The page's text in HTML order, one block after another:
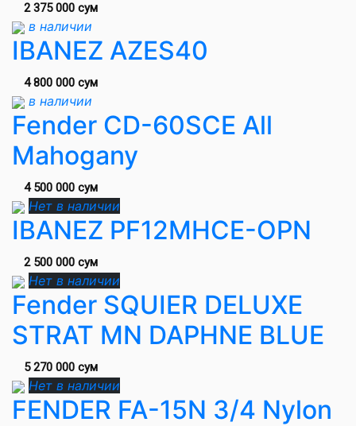
2 375 000 сум
в наличии
IBANEZ AZES40
4 800 000 сум
в наличии
Fender CD-60SCE All
Mahogany
4 500 000 сум
Нет в наличии
IBANEZ PF12MHCE-OPN
2 500 000 сум
Нет в наличии
Fender SQUIER DELUXE
STRAT MN DAPHNE BLUE
5 270 000 сум
Нет в наличии
FENDER FA-15N 3/4 Nylon